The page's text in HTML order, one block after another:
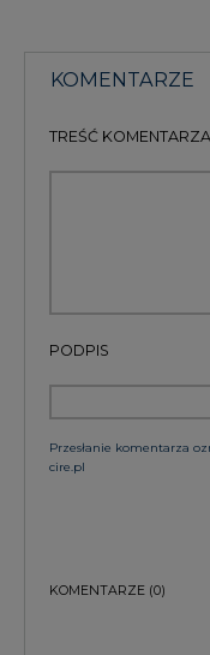
KOMENTARZE
TREŚĆ KOMENTARZA
PODPIS
Przesłanie komentarza
cire.pl
KOMENTARZE (0)